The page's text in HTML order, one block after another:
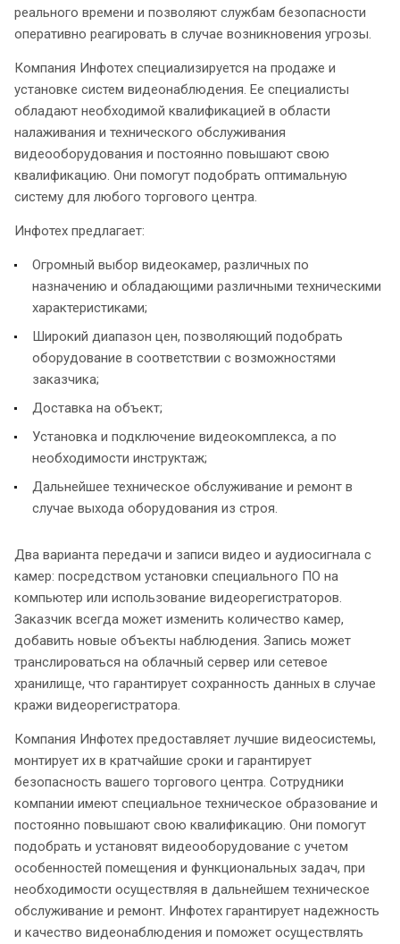
реального времени и позволяют службам безопасности
оперативно реагировать в случае возникновения угрозы.
Компания Инфотех специализируется на продаже и
установке систем видеонаблюдения. Ее специалисты
обладают необходимой квалификацией в области
налаживания и технического обслуживания
видеооборудования и постоянно повышают свою
квалификацию. Они помогут подобрать оптимальную
систему для любого торгового центра.
Инфотех предлагает:
Огромный выбор видеокамер, различных по
назначению и обладающими различными техническими
характеристиками;
Широкий диапазон цен, позволяющий подобрать
оборудование в соответствии с возможностями
заказчика;
Доставка на объект;
Установка и подключение видеокомплекса, а по
необходимости инструктаж;
Дальнейшее техническое обслуживание и ремонт в
случае выхода оборудования из строя.
Два варианта передачи и записи видео и аудиосигнала с
камер: посредством установки специального ПО на
компьютер или использование видеорегистраторов.
Заказчик всегда может изменить количество камер,
добавить новые объекты наблюдения. Запись может
транслироваться на облачный сервер или сетевое
хранилище, что гарантирует сохранность данных в случае
кражи видеорегистратора.
Компания Инфотех предоставляет лучшие видеосистемы,
монтирует их в кратчайшие сроки и гарантирует
безопасность вашего торгового центра. Сотрудники
компании имеют специальное техническое образование и
постоянно повышают свою квалификацию. Они помогут
подобрать и установят видеооборудование с учетом
особенностей помещения и функциональных задач, при
необходимости осуществляя в дальнейшем техническое
обслуживание и ремонт. Инфотех гарантирует надежность
и качество видеонаблюдения и поможет осуществлять